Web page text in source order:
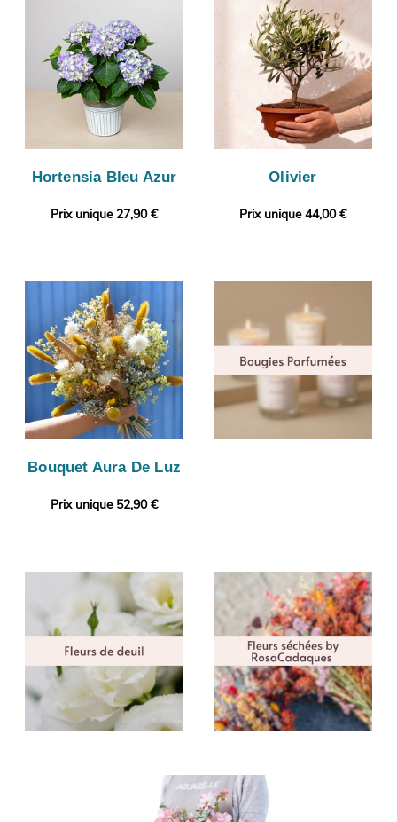
Hortensia Bleu Azur
Prix unique 27,90 €
Olivier
Prix unique 44,00 €
Bouquet Aura De Luz
Prix unique 52,90 €